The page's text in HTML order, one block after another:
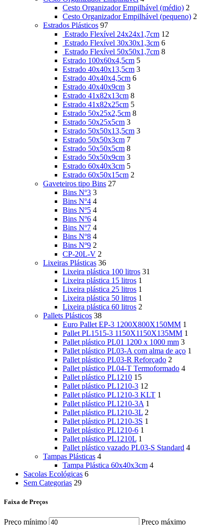
Cesto Organizador Empilhável (médio) 2
Cesto Organizador Empilhável (pequeno) 2
Estrados Plásticos 97
Estrado Flexível 24x24x1,7cm 12
Estrado Flexível 30x30x1,3cm 6
Estrado Flexível 50x50x1,7cm 8
Estrado 100x60x4,5cm 5
Estrado 40x40x13,5cm 3
Estrado 40x40x4,5cm 6
Estrado 40x40x9cm 3
Estrado 41x82x13cm 8
Estrado 41x82x25cm 5
Estrado 50x25x2,5cm 8
Estrado 50x25x5cm 3
Estrado 50x50x13,5cm 3
Estrado 50x50x3cm 7
Estrado 50x50x5cm 8
Estrado 50x50x9cm 3
Estrado 60x40x3cm 5
Estrado 60x50x15cm 2
Gaveteiros tipo Bins 27
Bins Nº3 3
Bins Nº4 4
Bins Nº5 4
Bins Nº6 4
Bins Nº7 4
Bins Nº8 4
Bins Nº9 2
CP-20L-V 2
Lixeiras Plásticas 36
Lixeira plástica 100 litros 31
Lixeira plástica 15 litros 1
Lixeira plástica 25 litros 1
Lixeira plástica 50 litros 1
Lixeira plástica 60 litros 2
Pallets Plásticos 38
Euro Pallet EP-3 1200X800X150MM 1
Pallet PL1515-3 1150X1150X135MM 1
Pallet plástico PL01 1200 x 1000 mm 3
Pallet plástico PL03-A com alma de aço 1
Pallet plástico PL03-R Reforçado 2
Pallet plástico PL04-T Termoformado 4
Pallet plástico PL1210 15
Pallet plástico PL1210-3 12
Pallet plástico PL1210-3 KLT 1
Pallet plástico PL1210-3A 1
Pallet plástico PL1210-3L 2
Pallet plástico PL1210-3S 1
Pallet plástico PL1210-6 1
Pallet plástico PL1210L 1
Pallet plástico vazado PL03-S Standard 4
Tampas Plásticas 4
Tampa Plástica 60x40x3cm 4
Sacolas Ecológicas 6
Sem Categorias 29
Faixa de Preços
Preço mínimo Preço máximo